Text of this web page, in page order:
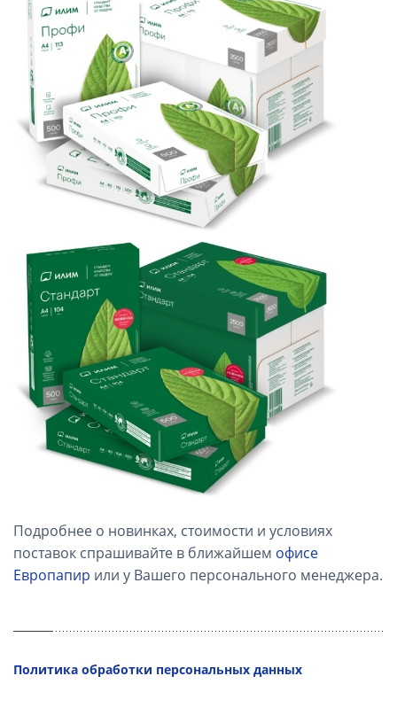
Подробнее о новинках, стоимости и условиях
поставок спрашивайте в ближайшем офисе
Европапир или у Вашего персонального менеджера.
Политика обработки персональных данных